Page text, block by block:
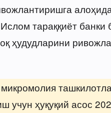
тараққиёт
ҳудудларини
микромолия
учун ҳуқуқий асос